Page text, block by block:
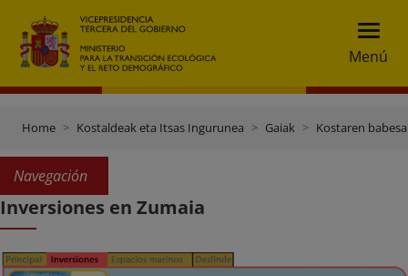
Menú
Home Kostaldeak eta Itsas Ingurunea Gaiak Kostaren babesa
Navegación
Inversiones en Zumaia